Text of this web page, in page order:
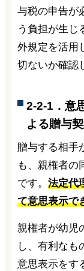
与税の申告が
う負担が生じ
外規定を活用
切ないか確認
2-2-1．意
よる贈与
贈与する相手
も、親権者の
です。 法定代
て意思表示で
親権者が幼児
し、有利なも
意思表示をす